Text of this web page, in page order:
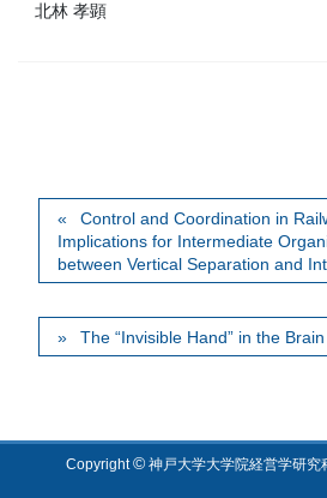
北林 孝顕
Control and Coordination in
Implications for Intermediate
between Vertical Separation and
The “Invisible Hand” in the Brain
Copyright©神戸大学大学院経営学研究